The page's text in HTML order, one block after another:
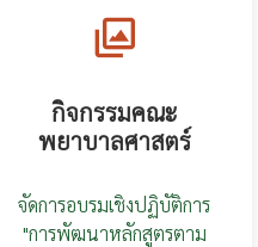
กิจกรรมคณะ
พยาบาลศาสตร์
จัดการอบรมเชิงปฏิบัติการ
"การพัฒนาหลักสูตรตาม